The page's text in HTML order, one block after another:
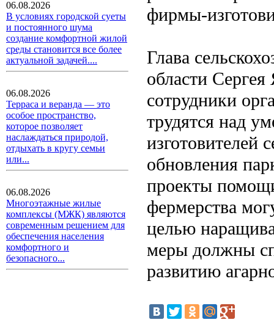
06.08.2026
В условиях городской суеты
и постоянного шума
создание комфортной жилой
среды становится все более
актуальной задачей....
06.08.2026
Терраса и веранда — это
особое пространство,
которое позволяет
наслаждаться природой,
отдыхать в кругу семьи
или...
06.08.2026
Многоэтажные жилые
комплексы (МЖК) являются
современным решением для
обеспечения населения
комфортного и
безопасного...
фирмы-
Глава
области
сотрудники
трудятся над
изготовителей
обновления
проекты
фермерства
целью
меры должны
развитию